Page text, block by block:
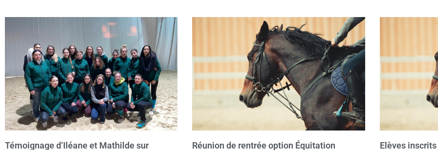
Témoignage d’Iléane et Mathilde sur
Réunion de rentrée option Équitation
Elèves